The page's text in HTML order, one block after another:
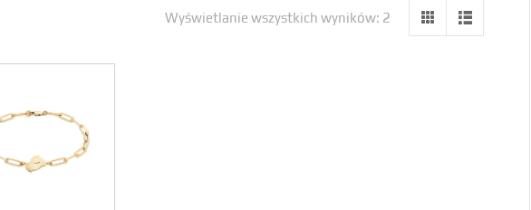
Wyświetlanie wszystkich wyników: 2